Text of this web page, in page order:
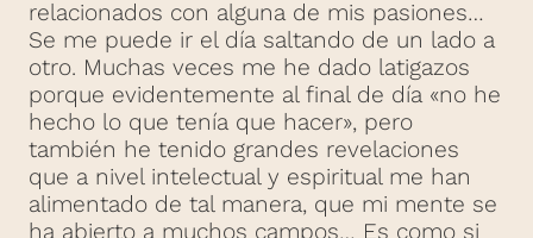
relacionados con alguna de mis pasiones…
Se me puede ir el día saltando de un lado a
otro. Muchas veces me he dado latigazos
porque evidentemente al final de día «no he
hecho lo que tenía que hacer», pero
también he tenido grandes revelaciones
que a nivel intelectual y espiritual me han
alimentado de tal manera, que mi mente se
ha abierto a muchos campos… Es como si